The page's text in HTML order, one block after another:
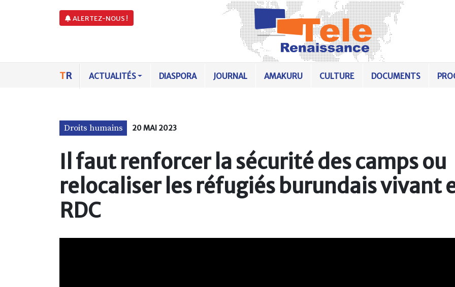
ALERTEZ-NOUS !
TR ACTUALITÉS DIASPORA JOURNAL AMAKURU CULTURE DOCUMENTS
Droits humains 20 MAI 2023
Il faut renforcer la sécurité des camps ou
relocaliser les réfugiés burundais vivant
RDC